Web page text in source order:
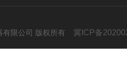
有限公司 版权所有 冀ICP备